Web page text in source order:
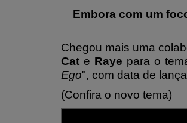
Embora com um
Chegou mais uma
Cat e Raye para o
Ego", com data de
(Confira o novo tema)